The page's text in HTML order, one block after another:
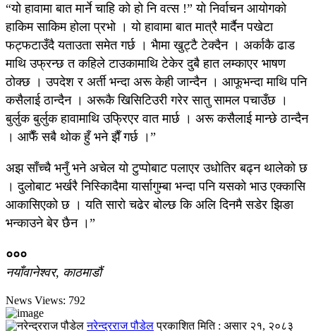
“यो हावामा बात मार्ने चाहि को हो नि वत्स !” यो निर्वाचन आयोगको
हाकिम साकिम होला प्रभो । यो हावामा बात मात्रै मार्दैन पखेटा
फट्फटाउँदै यताउता समेत गर्छ । भैामा खुट्टै टेक्दैन । अर्काकै ढाड
माथि उफ्रन्छ त कहिले टाउकामाथि टेकेर दुबै हात लम्काएर भाषण
ठोक्छ । उपदेश र अर्ती भन्दा अरू केही जान्दैन । आफूभन्दा माथि पनि
कसैलाई ठान्दैन । अरूकै खिसिटिउरी गरेर सातु सामल पचाउँछ ।
बुर्लुक बुर्लुक हावामाथि उफ्रिएर वात मार्छ । अरू कसैलाई मान्छे ठान्दैन
। आफैँ सबै थोक हुँ भने झैँ गर्छ ।”
अझ साँच्चै भनुँ भने अचेल यो टुप्पोबाट पलाएर उधोतिर बढ्न थालेको छ
। दुलोबाट भर्खरै निस्किादैमा यार्सागुम्बा भन्दा पनि यसको भाउ एक्कासि
आकासिएको छ । यति सारो चढेर बोल्छ कि अलि दिनमै सडेर झिङा
भन्काउने बेर छैन ।”
०००
नयाँवानेश्वर, काठमाडाैं
News Views: 792
नरेन्द्रराज पौडेल प्रकाशित मिति : असार २१, २०८३